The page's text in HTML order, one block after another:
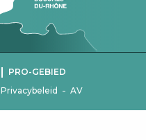
Privacybeleid - AV
| PRO-GEBIED